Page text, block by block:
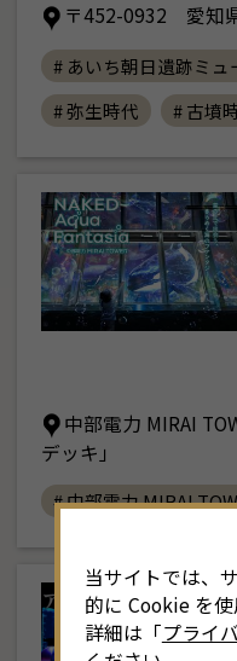
〒452-0932 愛知
# あいち朝日遺跡ミュ
# 弥生時代
# 古墳
中部電力 MIRAI
デッキ」
# 中部電力 MIRAI
当サイトでは、
的に Cookie を使
詳細は「プライ